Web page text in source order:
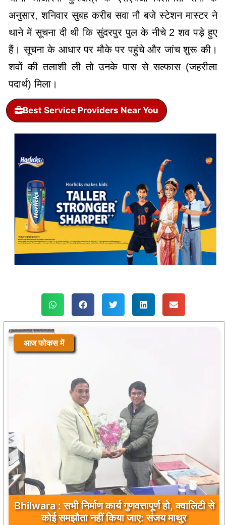
अनुसार, शनिवार सुबह करीब सवा नौ बजे स्टेशन मास्टर ने
थाने में सूचना दी थी कि सुंदरपुर पुल के नीचे 2 शव पड़े हुए
हैं। सूचना के आधार पर मौके पर पहुंचे और जांच शुरू की।
शवों की तलाशी ली तो उनके पास से सल्फास (जहरीला
पदार्थ) मिला।
Best Service Providers Near You
आज फोकस में
Bhilwara : सभी निर्माण कार्य गुणवत्तापूर्ण हो, क्वालिटी से
कोई समझौता नहीं किया जाए: संजय माथुर